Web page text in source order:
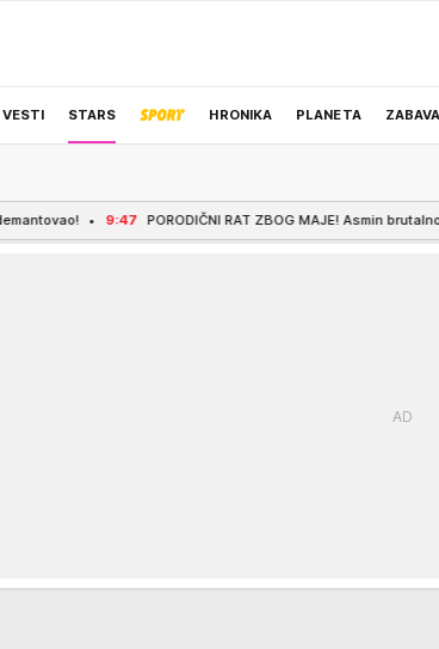
VESTI STARS HRONIKA PLANETA ZABAVA
PORODIČNI RAT ZBOG MAJE! Asmin brutalno opleo po